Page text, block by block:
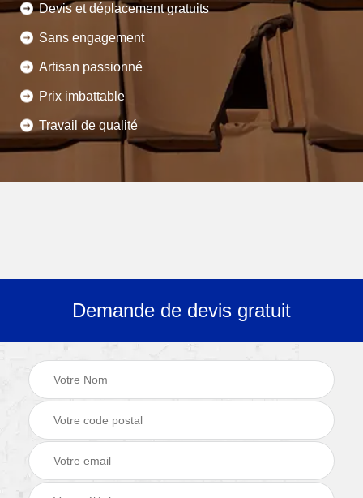
Devis et déplacement gratuits
Sans engagement
Artisan passionné
Prix imbattable
Travail de qualité
Demande de devis gratuit